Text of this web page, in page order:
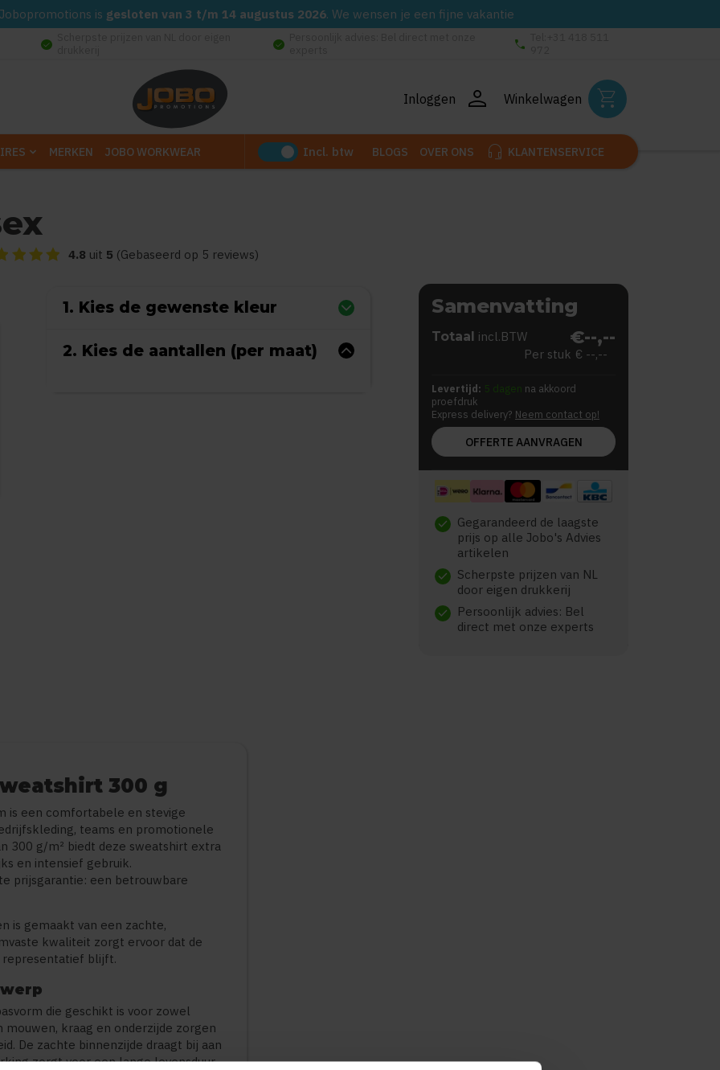
is gesloten van 3 t/m 14 augustus 2026. We wensen je een fijne vakantie
check_circle check_circle phone
Inloggen person Winkelwagen shopping_cart
MERKEN JOBO WORKWEAR Incl. btw BLOGS OVER ONS headset_mic KLANTENSERVICE
van dit product is4.8 van de 5
4.8 uit 5 (Gebaseerd op 5 reviews)
1. Kies de gewenste kleur
2. Kies de aantallen (per maat)
Samenvatting
Totaal incl.BTW €--,--
Per stuk € --,--
Levertijd: 5 dagen na akkoord
proefdruk
Express delivery? Neem contact op!
OFFERTE AANVRAGEN
check Gegarandeerd de laagste
prijs op alle Jobo's Advies
artikelen
check Scherpste prijzen van NL
door eigen drukkerij
check
Persoonlijk advies: Bel
direct met onze experts
300 g
is een comfortabele en stevige
teams en promotionele
300 g/m² biedt deze sweatshirt extra
en intensief gebruik.
prijsgarantie: een betrouwbare
is gemaakt van een zachte,
kwaliteit zorgt ervoor dat de
representatief blijft.
die geschikt is voor zowel
mouwen, kraag en onderzijde zorgen
De zachte binnenzijde draagt bij aan
zorgt voor een lange levensduur.